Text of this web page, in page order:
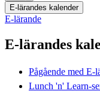
E-lärandes kalender
E-lärande
E-lärandes
Pågående med E-
Lunch 'n' Learn-